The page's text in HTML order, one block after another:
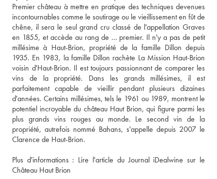
Premier château à mettre en pratique des techniques devenues
incontournables comme le soutirage ou le vieillissement en fût de
chêne, il sera le seul grand cru classé de l'appellation Graves
en 1855, et accède au rang de ... premier. Il n'y a pas de petit
millésime à Haut-Brion, propriété de la famille Dillon depuis
1935. En 1983, la famille Dillon rachète La Mission Haut-Brion
voisin d'Haut-Brion. Il est toujours passionnant de comparer les
vins de la propriété. Dans les grands millésimes, il est
parfaitement capable de vieillir pendant plusieurs dizaines
d'années. Certains millésimes, tels le 1961 ou 1989, montrent le
potentiel incroyable du château Haut Brion, qui figure parmi les
plus grands vins rouges au monde. Le second vin de la
propriété, autrefois nommé Bahans, s'appelle depuis 2007 le
Clarence de Haut-Brion.
Plus d'informations : Lire l'article du Journal iDealwine sur le
Château Haut Brion